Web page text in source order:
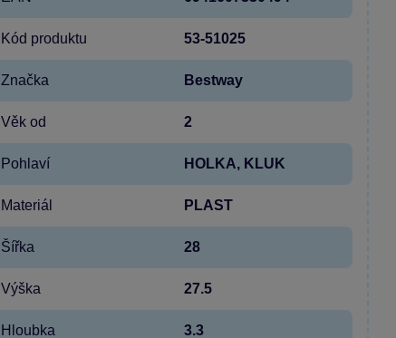
Kód produktu 53-51025
Značka Bestway
Věk od 2
Pohlaví HOLKA, KLUK
Materiál PLAST
Šířka 28
Výška 27.5
Hloubka 3.3